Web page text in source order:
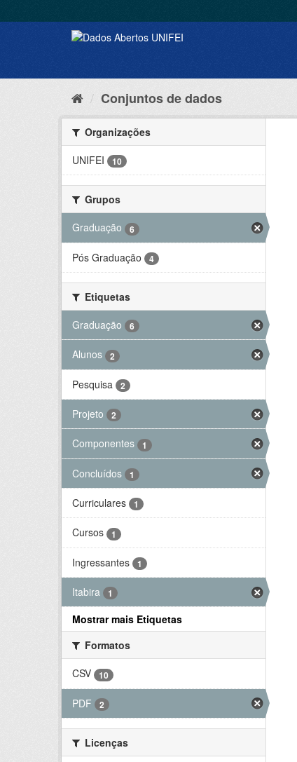
Conjuntos de dados
Organizações
UNIFEI
10
Grupos
Graduação
6
Pós Graduação 4
Etiquetas
Graduação
6
Alunos 2
Pesquisa 2
Projeto 2
Componentes 1
Concluídos 1
Curriculares 1
Cursos 1
Ingressantes 1
Itabira 1
Mostrar mais Etiquetas
Formatos
CSV
10
PDF 2
Licenças